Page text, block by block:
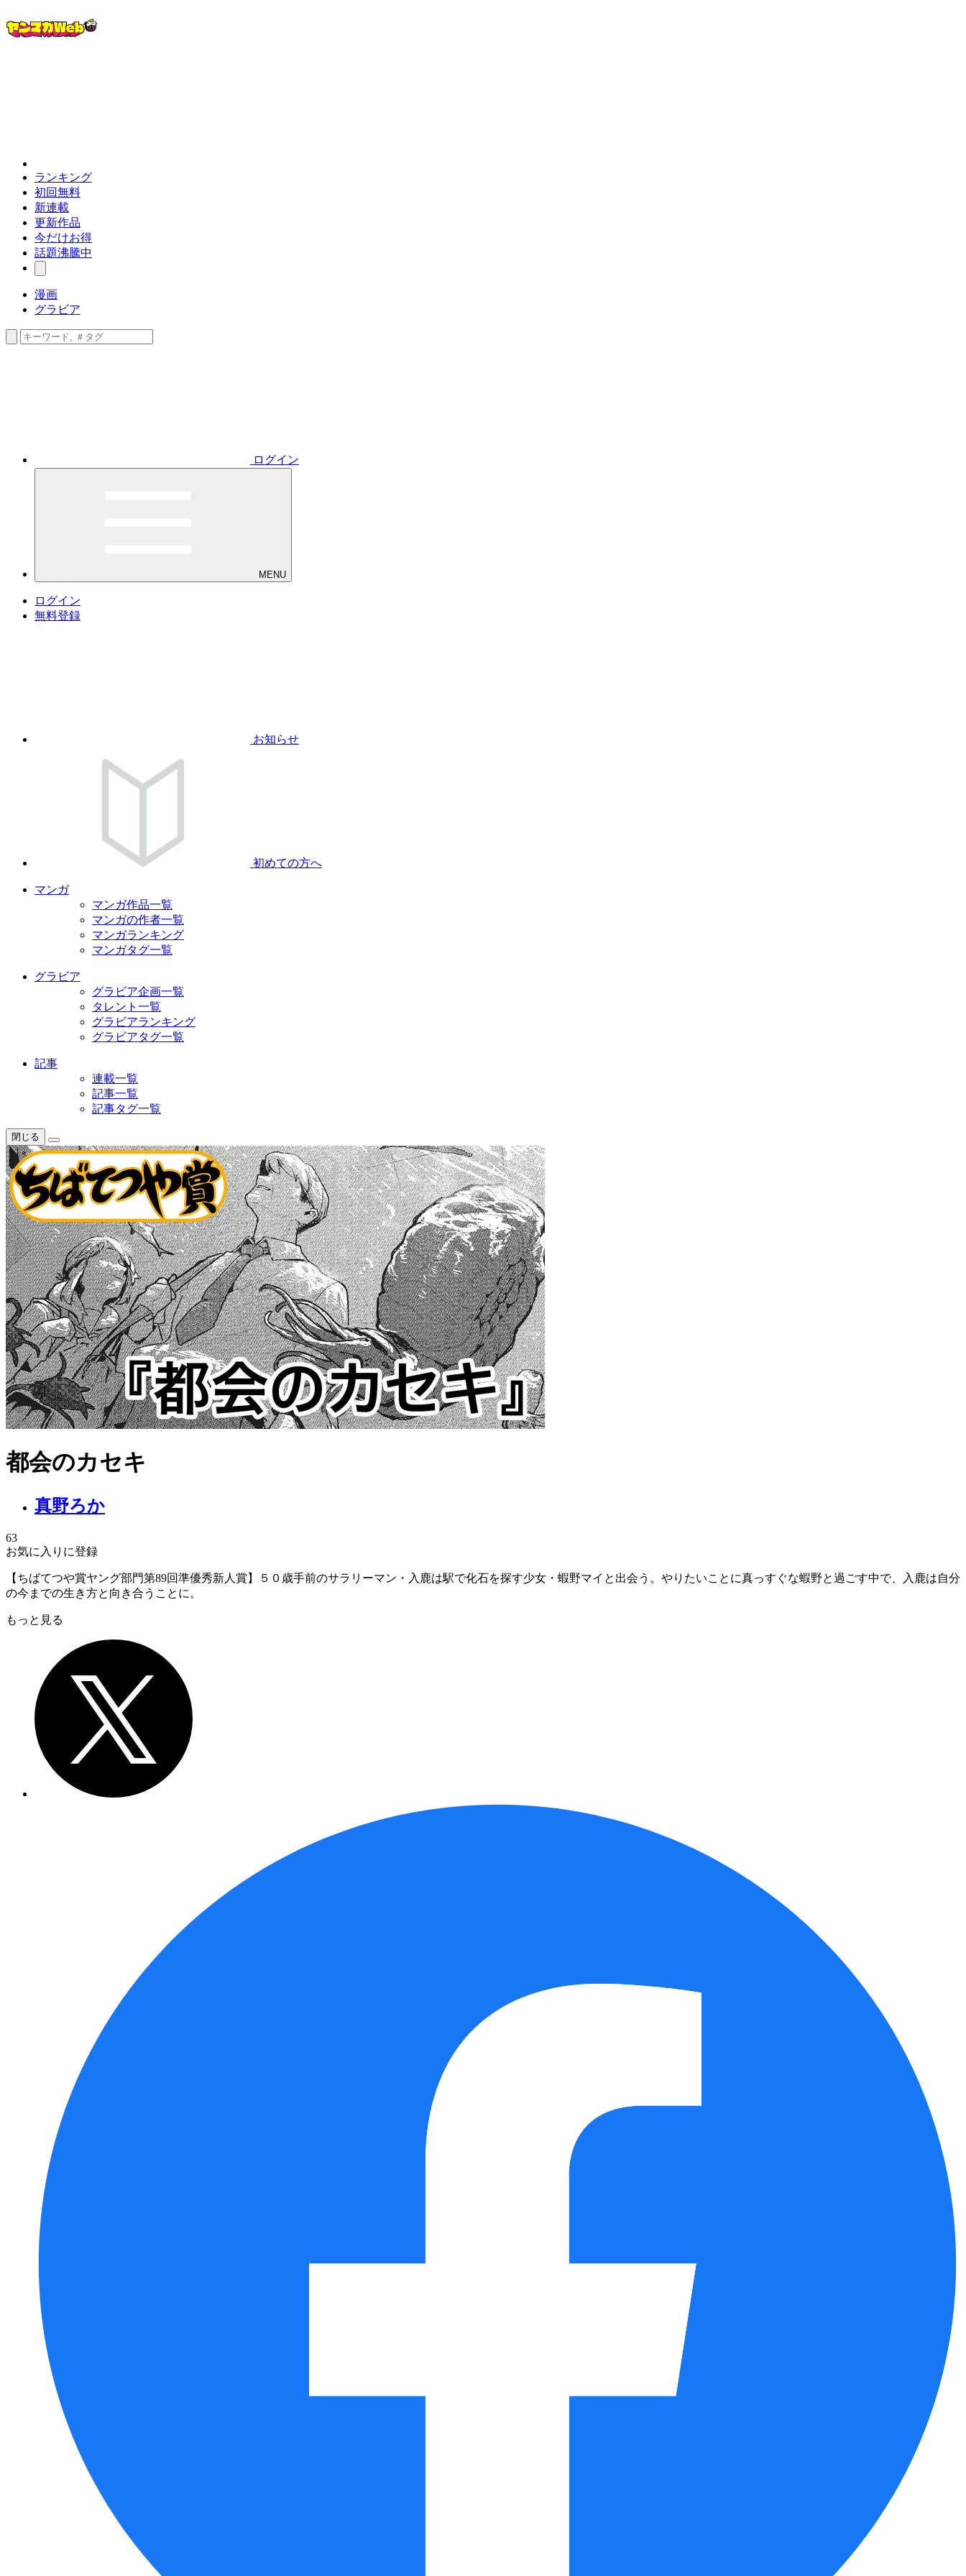
ランキング
初回無料
新連載
更新作品
今だけお得
話題沸騰中
漫画
グラビア
ログイン
MENU
ログイン
無料登録
お知らせ
初めての方へ
マンガ
マンガ作品一覧
マンガの作者一覧
マンガランキング
マンガタグ一覧
グラビア
グラビア企画一覧
タレント一覧
グラビアランキング
グラビアタグ一覧
記事
連載一覧
記事一覧
記事タグ一覧
閉じる
都会のカセキ
真野ろか
63
お気に入りに登録
【ちばてつや賞ヤング部門第89回準優秀新人賞】５０歳手前のサラリーマン・入鹿は駅で化石を探す少女・蝦野マイと出会う。やりたいことに真っすぐな蝦野と過ごす中で、入鹿は自分
の今までの生き方と向き合うことに。
もっと見る